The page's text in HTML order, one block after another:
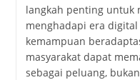
langkah penting untuk
menghadapi era
kemampuan
masyarakat dapat
sebagai peluang,